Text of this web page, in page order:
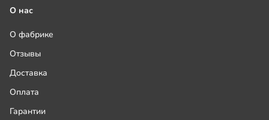
О нас
О фабрике
Отзывы
Доставка
Оплата
Гарантии